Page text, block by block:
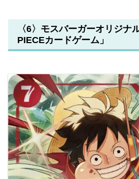
〈6〉モスバーガーオリジナ
PIECEカードゲーム」